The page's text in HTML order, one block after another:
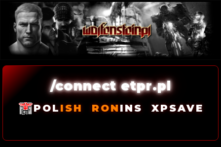
/connect etpr.pl
POL ISH RONINS XPSAVE